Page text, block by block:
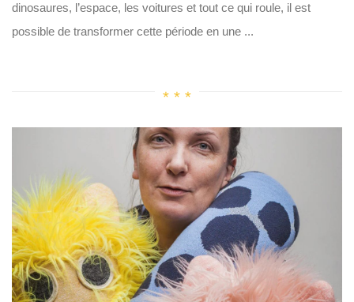
dinosaures, l’espace, les voitures et tout ce qui roule, il est
possible de transformer cette période en une ...